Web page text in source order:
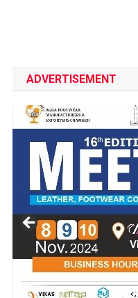
ADVERTISEMENT